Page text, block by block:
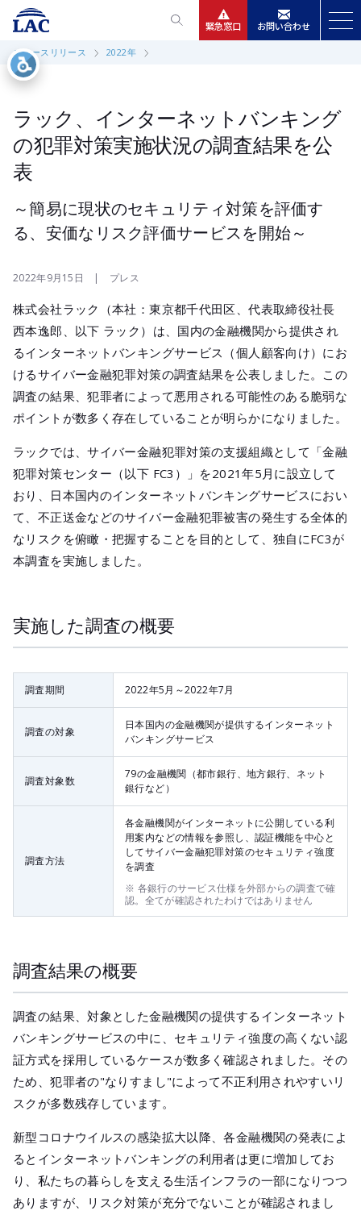
緊急窓口 お問い合わせ
ニュースリリース
会社情報
IR情報
メールマガ
公式SNS
ニュースリリース 2022年
ラック、インターネットバンキング
の犯罪対策実施状況の調査結果を公
表
～簡易に現状のセキュリティ対策を評価す
る、安価なリスク評価サービスを開始～
2022年9月15日 | プレス
株式会社ラック（本社：東京都千代田区、代表取締役社長
西本逸郎、以下 ラック）は、国内の金融機関から提供され
るインターネットバンキングサービス（個人顧客向け）にお
けるサイバー金融犯罪対策の調査結果を公表しました。この
調査の結果、犯罪者によって悪用される可能性のある脆弱な
ポイントが数多く存在していることが明らかになりました。
ラックでは、サイバー金融犯罪対策の支援組織として「金融
犯罪対策センター（以下 FC3）」を2021年5月に設立して
おり、日本国内のインターネットバンキングサービスにおい
て、不正送金などのサイバー金融犯罪被害の発生する全体的
なリスクを俯瞰・把握することを目的として、独自にFC3が
本調査を実施しました。
実施した調査の概要
調査期間 2022年5月～2022年7月
調査の対象
日本国内の金融機関が提供するインターネット
バンキングサービス
調査対象数
79の金融機関（都市銀行、地方銀行、ネット
銀行など）
調査方法
各金融機関がインターネットに公開している利
用案内などの情報を参照し、認証機能を中心と
してサイバー金融犯罪対策のセキュリティ強度
を調査
※ 各銀行のサービス仕様を外部からの調査で確
認。全てが確認されたわけではありません
調査結果の概要
調査の結果、対象とした金融機関の提供するインターネット
バンキングサービスの中に、セキュリティ強度の高くない認
証方式を採用しているケースが数多く確認されました。その
ため、犯罪者の"なりすまし"によって不正利用されやすいリ
スクが多数残存しています。
新型コロナウイルスの感染拡大以降、各金融機関の発表によ
るとインターネットバンキングの利用者は更に増加してお
り、私たちの暮らしを支える生活インフラの一部になりつつ
ありますが、リスク対策が充分でないことが確認されまし